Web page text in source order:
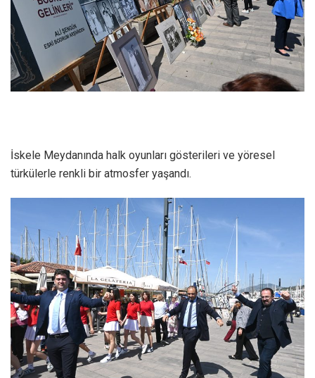
İskele Meydanında halk oyunları gösterileri ve yöresel
türkülerle renkli bir atmosfer yaşandı.